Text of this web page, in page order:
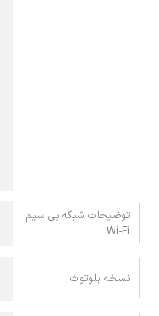
توضیحات شبکه بی سیم
Wi-Fi
نسخه‌ بلوتوث